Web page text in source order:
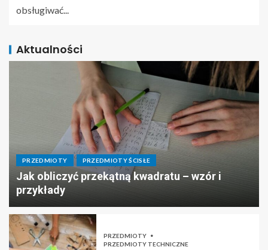
obsługiwać...
Aktualności
PRZEDMIOTY PRZEDMIOTY ŚCISŁE
Jak obliczyć przekątną kwadratu – wzór i
przykłady
PRZEDMIOTY
PRZEDMIOTY TECHNICZNE